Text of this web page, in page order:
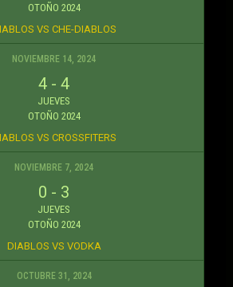
OTOÑO 2024
VS CHE-DIABLOS
NOVIEMBRE 14, 2024
4 -4
JUEVES
OTOÑO 2024
VS CROSSFITERS
NOVIEMBRE 7, 2024
0 - 3
JUEVES
OTOÑO 2024
DIABLOS VS VODKA
OCTUBRE 31, 2024